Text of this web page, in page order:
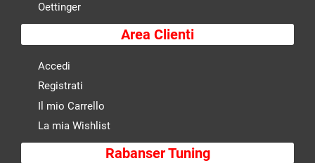
Oettinger
Area Clienti
Accedi
Registrati
Il mio Carrello
La mia Wishlist
Rabanser Tuning